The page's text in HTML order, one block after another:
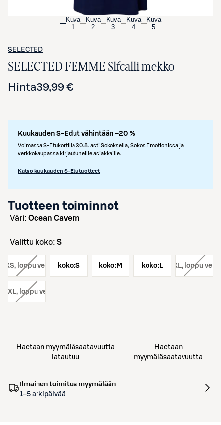
Kuva
1
Kuva
2
Kuva
3
Kuva
4
Kuva
5
SELECTED
SELECTED FEMME Slfcalli mekko
Hinta39,99 €
Kuukauden S-Edut vähintään –20 %
Voimassa S-Etukortilla 30.8. asti Sokoksella, Sokos Emotionissa ja
verkkokaupassa kirjautuneille asiakkaille.
Katso kuukauden S-Etutuotteet
Tuotteen toiminnot
väri: Ocean Cavern
Valittu koko: S
XS, loppu verkostakoko:S koko: M koko: L
koko: XL, loppu
XXL, loppu verkosta
Haetaan myymäläsaatavuutta
latautuu
Haetaan
myymäläsaatavuutta
Ilmainen toimitus myymälään
1–5 arkipäivää